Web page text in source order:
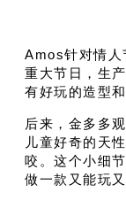
Amos针对情人
重大节日，生
有好玩的造型和
后来，金多多
儿童好奇的天
咬。这个小细
做一款又能玩